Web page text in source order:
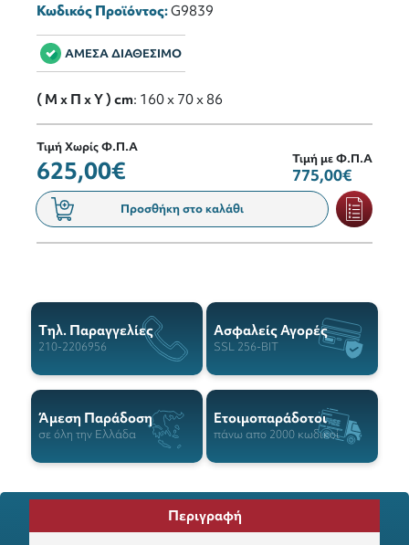
Κωδικός Προϊόντος:G9839
ΑΜΕΣΑ ΔΙΑΘΕΣΙΜΟ
( M x Π x Y ) cm: 160 x 70 x 86
Τιμή Χωρίς Φ.Π.Α
625,00€ Τιμή με Φ.Π.Α
775,00€
Προσθήκη στο καλάθι
Tηλ. Παραγγελίες
210-2206956
Ασφαλείς Αγορές
SSL 256-BIT
Άμεση Παράδοση
σε όλη την Ελλάδα
Ετοιμοπαράδοτοι
πάνω απο 2000 κωδικοί
Περιγραφή